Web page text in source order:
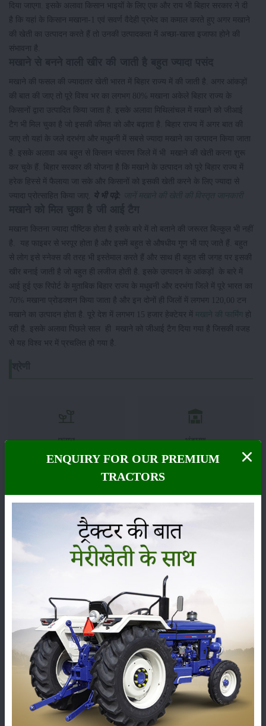
दिया जाएगा. इसके अलावा किसान भाइयों के लिए एक और राय भी बिहार सरकार ने दी
है कि यहां के किसान मखाना-1 एवं सवर्ण वैदेही प्रभेद का कमाल करते हुए अगर मखाने
की खेती का उत्पादन करते हैं तो उनकी उत्पादकता में अच्छा-खासा इजाफा होने की
संभावना है.
मखाने की फसल की ज्यादातर खेती भारत में बिहार राज्य में की जाती है. अगर आंकड़ों
की बात की जाए तो पूरे विश्व भर का लगभग 80% मखाना अकेले बिहार राज्य के
किसानों द्वारा उत्पादित किया जाता है. इसके अलावा मिथिलांचल में मखाने को जीआई
टैग भी मिल चुका है जो इसकी कीमत को और बढ़ाता है. बिहार राज्य में अगर बात की
जाए तो यहां के जले दरभंगा और मधुबनी में सबसे ज्यादा मखाने का उत्पादन किया जाता
है. इसके अलावा अब बहुत से किसान चंपारण जिले में भी मखाने की खेती करना शुरू
कर चुके हैं. बिहार सरकार की योजना है कि मखाने के उत्पादन को पूरे बिहार राज्य में
हरेक हिस्से में फैलाया जा सके और किसानों को इसकी खेती करने के लिए ज्यादा से
ज्यादा प्रोत्साहित किया जाए.
ये भी पढ़े: जानें मखाने की खेती की विस्तृत जानकारी
मखाना कितना ज्यादा पौष्टिक होता है इसके बारे में तो बताने की जरूरत बिल्कुल भी नहीं
है. यह फाइबर से भरपूर होता है और इसमें बहुत से औषधीय गुण भी पाए जाते हैं. बहुत
से लोग इसे स्नेक्स की तरह भी इस्तेमाल करते हैं और साथ ही बहुत सी जगह पर इसकी
खीर बनाई जाती है जो बहुत ही लजीज होती है. इसके उत्पादन के आंकड़ों के बारे में
आई हुई एक रिपोर्ट के मुताबिक बिहार राज्य के मधुबनी और दरभंगा जिले में पूरे भारत का
70% मखाना प्रोडक्शन किया जाता है और इन दोनों ही जिलों में लगभग 120,00 टन
मखाने का उत्पादन होता है. पूरे देश में लगभग 15 हजार हेक्टेयर में मखाने की फार्मिंग हो
रही है. इसके अलावा पिछले साल ही मखाने को जीआई टैग दिया गया है जिसकी वजह
से यह विश्व भर में प्रचलित हो गया है.
फसल भंडारण
सम्पादकीय अन्य
लाड़ली बहना योजना की 36वीं किस्त जारी, करोड़ों महिलाओं के
खातों में पहुंचे 1500 रुपये
16-May-2026
ENQUIRY FOR OUR PREMIUM
TRACTORS